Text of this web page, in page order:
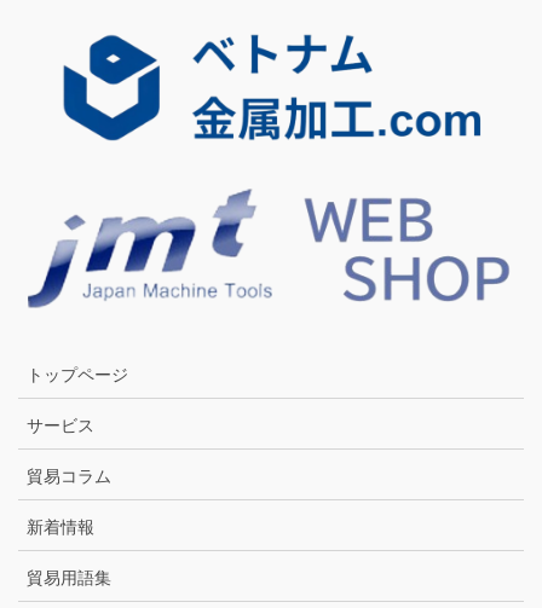
トップページ
サービス
貿易コラム
新着情報
貿易用語集